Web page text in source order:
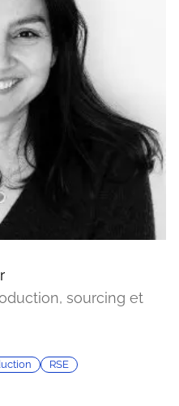
sourcing et
RSE